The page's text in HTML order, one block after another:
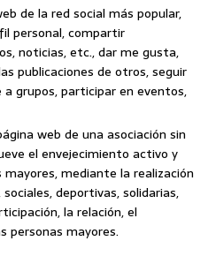
de la red social más popular,
personal, compartir
noticias, etc., dar me gusta,
publicaciones de otros, seguir
grupos, participar en eventos,
web de una asociación sin
el envejecimiento activo y
mediante la realización
deportivas, solidarias,
la relación, el
personas mayores.